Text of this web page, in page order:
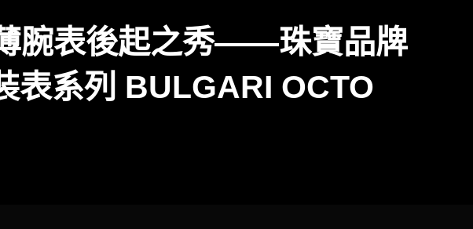
腕表後起之秀——珠寶品牌
表系列 BULGARI OCTO